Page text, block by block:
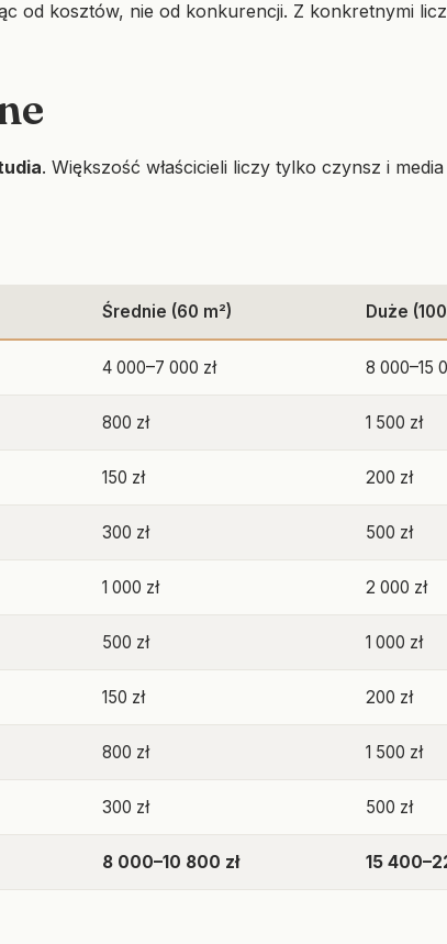
od kosztów, nie od konkurencji. Z konkretnymi
. Większość właścicieli liczy tylko czynsz i
Średnie (60 m²) Duże
4 000–7 000 zł 8 000–15
800 zł 1 500 zł
150 zł 200 zł
300 zł 500 zł
1 000 zł 2 000 zł
500 zł 1 000 zł
150 zł 200 zł
800 zł 1 500 zł
300 zł 500 zł
8 000–10 800 zł 15